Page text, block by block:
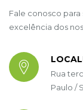
Fale conosco
excelência dos
Rua
Paulo /